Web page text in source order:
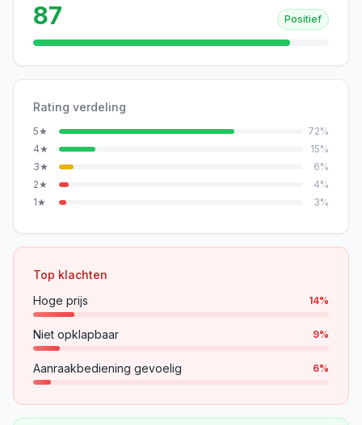
87 Positief
Rating verdeling
5★ 72%
4★ 15%
3★ 6%
2★ 4%
1★ 3%
Top klachten
Hoge prijs
14%
Niet opklapbaar 9%
Aanraakbediening gevoelig 6%